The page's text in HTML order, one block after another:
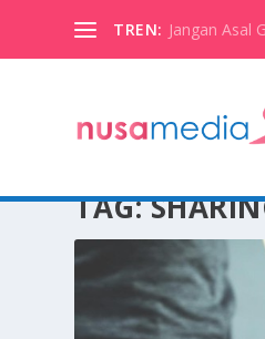
TREN: Jangan Asal
TAG: